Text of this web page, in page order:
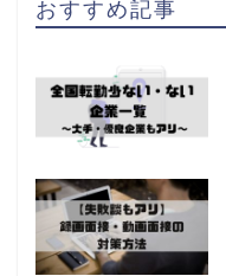
おすすめ記事